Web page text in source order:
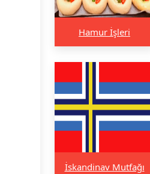
Hamur İşleri
İskandinav Mutfağı